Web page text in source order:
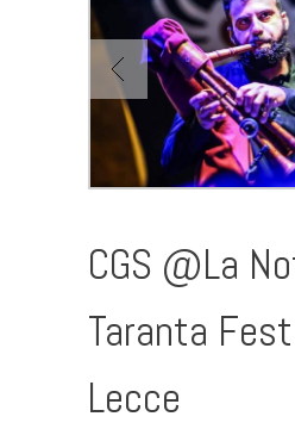
CGS @La
Taranta
Lecce